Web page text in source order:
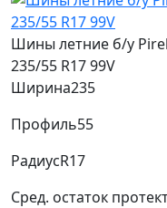
Шины летние б/у
235/55 R17 99V
Ширина235
Профиль55
РадиусR17
Сред. остаток